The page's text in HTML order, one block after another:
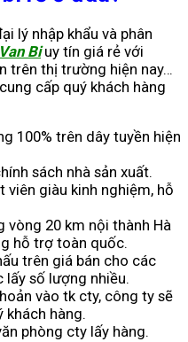
lý nhập khẩu và phân
Van Biuy tín giá rẻ với
trên thị trường hiện nay…
cấp quý khách hàng
100% trên dây tuyền hiện
sách nhà sản xuất.
viên giàu kinh nghiệm, hỗ
vòng 20 km nội thành Hà
hỗ trợ toàn quốc.
trên giá bán cho các
lấy số lượng nhiều.
vào tk cty, công ty sẽ
khách hàng.
phòng cty lấy hàng.